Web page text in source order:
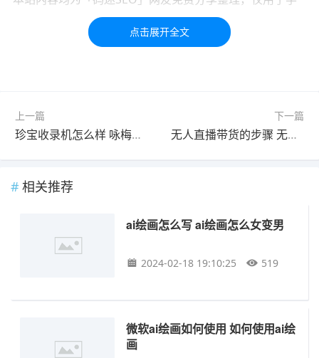
习交流，如有疑问，请联系我们48小时处理！！！！
上一篇
珍宝收录机怎么样 咏梅收录机怎么样
下一篇
无人直播带货的步骤 无人直播带货步骤
相关推荐
ai绘画怎么写 ai绘画怎么女变男
2024-02-18 19:10:25 519
微软ai绘画如何使用 如何使用ai绘
画